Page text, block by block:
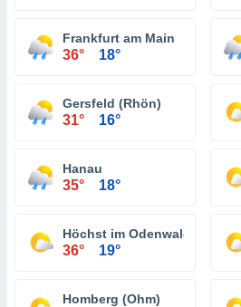
Frankfurt am Main
36° 18°
Gersfeld (Rhön)
31° 16°
Hanau
35° 18°
Höchst im Odenwald
36° 19°
Homberg (Ohm)